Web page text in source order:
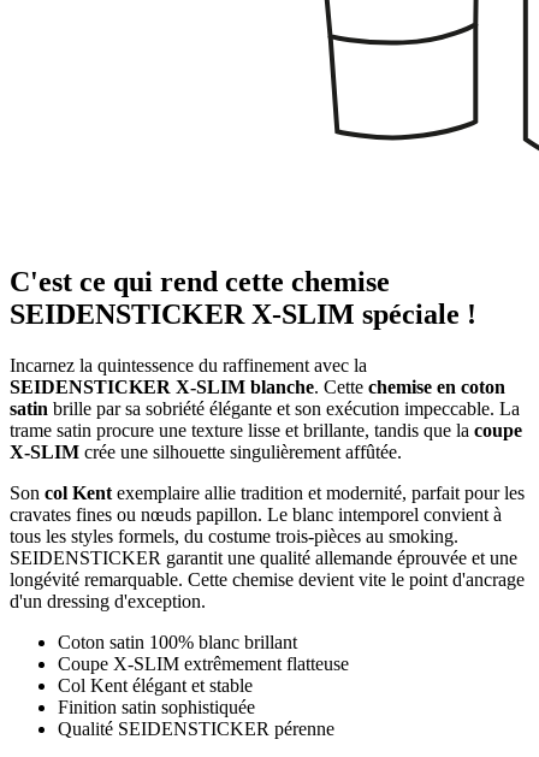
C'est ce qui rend cette chemise
SEIDENSTICKER X-SLIM spéciale !
Incarnez la quintessence du raffinement avec la
SEIDENSTICKER X-SLIM blanche. Cette chemise en coton
satin brille par sa sobriété élégante et son exécution impeccable. La
trame satin procure une texture lisse et brillante, tandis que la coupe
X-SLIM crée une silhouette singulièrement affûtée.
Son col Kent exemplaire allie tradition et modernité, parfait pour les
cravates fines ou nœuds papillon. Le blanc intemporel convient à
tous les styles formels, du costume trois-pièces au smoking.
SEIDENSTICKER garantit une qualité allemande éprouvée et une
longévité remarquable. Cette chemise devient vite le point d'ancrage
d'un dressing d'exception.
Coton satin 100% blanc brillant
Coupe X-SLIM extrêmement flatteuse
Col Kent élégant et stable
Finition satin sophistiquée
Qualité SEIDENSTICKER pérenne